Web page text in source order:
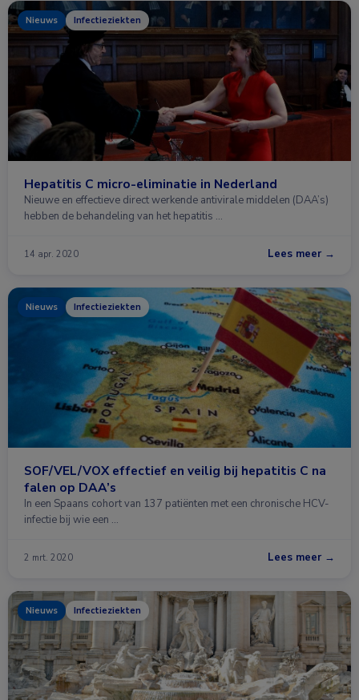
Nieuws Infectieziekten
Hepatitis C micro-eliminatie in Nederland
Nieuwe en effectieve direct werkende antivirale middelen (DAA’s)
hebben de behandeling van het hepatitis …
14 apr. 2020 Lees meer →
Nieuws Infectieziekten
SOF/VEL/VOX effectief en veilig bij hepatitis C na
falen op DAA’s
In een Spaans cohort van 137 patiënten met een chronische HCV-
infectie bij wie een …
2 mrt. 2020 Lees meer →
Nieuws Infectieziekten